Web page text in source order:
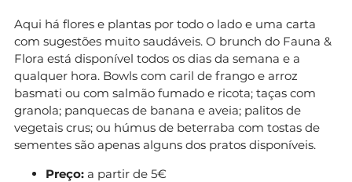
Aqui há flores e plantas por todo o lado e uma carta
com sugestões muito saudáveis. O brunch do Fauna &
Flora está disponível todos os dias da semana e a
qualquer hora. Bowls com caril de frango e arroz
basmati ou com salmão fumado e ricota; taças com
granola; panquecas de banana e aveia; palitos de
vegetais crus; ou húmus de beterraba com tostas de
sementes são apenas alguns dos pratos disponíveis.
Preço: a partir de 5€